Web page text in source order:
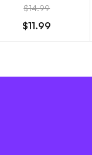
$14.99
$11.99